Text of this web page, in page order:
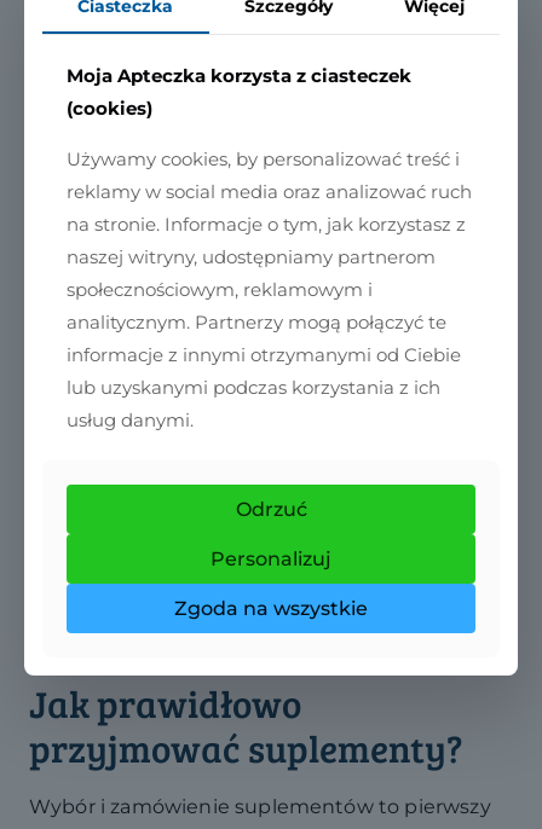
CZYTAJ DALEJ
Jak prawidłowo
przyjmować suplementy?
Wybór i zamówienie suplementów to pierwszy
Ciasteczka Szczegóły Więcej
Moja Apteczka korzysta z ciasteczek
(cookies)
Używamy cookies, by personalizować treść i
reklamy w social media oraz analizować ruch
na stronie. Informacje o tym, jak korzystasz z
naszej witryny, udostępniamy partnerom
społecznościowym, reklamowym i
analitycznym. Partnerzy mogą połączyć te
informacje z innymi otrzymanymi od Ciebie
lub uzyskanymi podczas korzystania z ich
usług danymi.
Odrzuć
Personalizuj
Zgoda na wszystkie